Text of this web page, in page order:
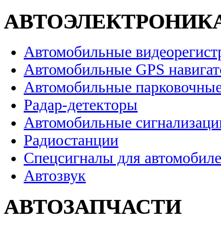
Автомобильные
Автомобильные GPS
Автомобильные
Радар-детекторы
Автомобильные
Радиостанции
Спецсигналы для
Автозвук
АВТОЗАПЧАСТИ